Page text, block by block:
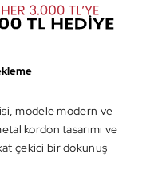
modele modern ve
kordon tasarımı ve
çekici bir dokunuş